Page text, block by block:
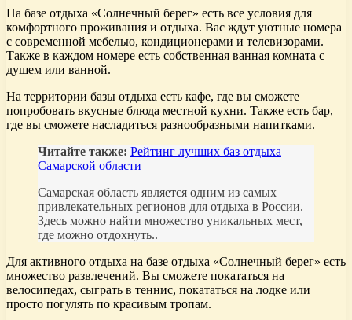
На базе отдыха «Солнечный берег» есть все условия для
комфортного проживания и отдыха. Вас ждут уютные номера
с современной мебелью, кондиционерами и телевизорами.
Также в каждом номере есть собственная ванная комната с
душем или ванной.
На территории базы отдыха есть кафе, где вы сможете
попробовать вкусные блюда местной кухни. Также есть бар,
где вы сможете насладиться разнообразными напитками.
Читайте также: Рейтинг лучших баз отдыха
Самарской области
Самарская область является одним из самых
привлекательных регионов для отдыха в России.
Здесь можно найти множество уникальных мест,
где можно отдохнуть..
Для активного отдыха на базе отдыха «Солнечный берег» есть
множество развлечений. Вы сможете покататься на
велосипедах, сыграть в теннис, покататься на лодке или
просто погулять по красивым тропам.